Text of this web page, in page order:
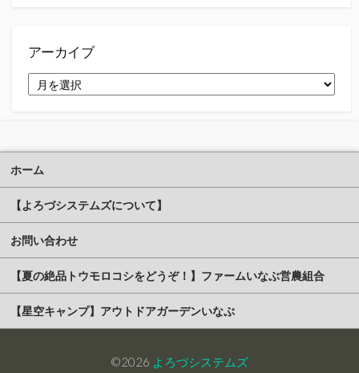
アーカイブ
ー
ホーム
【よろづシステムズについて】
お問い合わせ
【夏の絶品トウモロコシをどうぞ！】ファームいなぶ営農組合
【星空キャンプ】アウトドアガーデンいなぶ
©2026 よろづシステムズ